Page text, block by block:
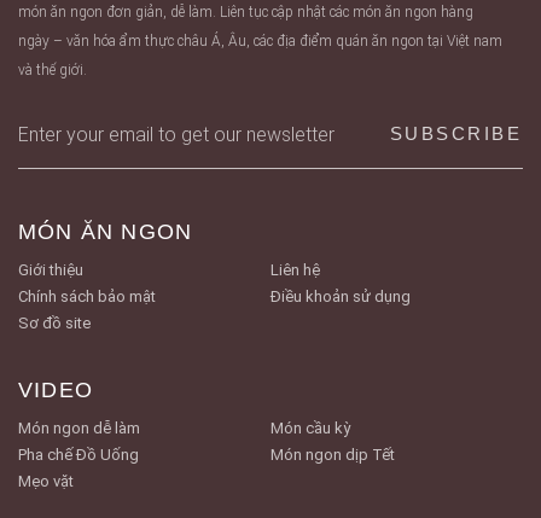
món ăn ngon đơn giản, dễ làm. Liên tục cập nhật các món ăn ngon hàng
ngày – văn hóa ẩm thực châu Á, Âu, các địa điểm quán ăn ngon tại Việt nam
và thế giới.
MÓN ĂN NGON
Giới thiệu
Liên hệ
Chính sách bảo mật
Điều khoản sử dụng
Sơ đồ site
VIDEO
Món ngon dễ làm
Món cầu kỳ
Pha chế Đồ Uống
Món ngon dịp Tết
Mẹo vặt